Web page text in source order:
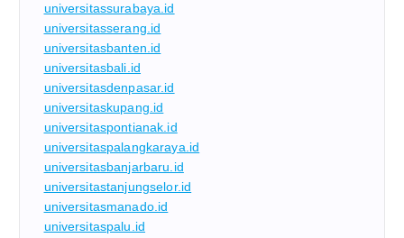
universitassurabaya.id
universitasserang.id
universitasbanten.id
universitasbali.id
universitasdenpasar.id
universitaskupang.id
universitaspontianak.id
universitaspalangkaraya.id
universitasbanjarbaru.id
universitastanjungselor.id
universitasmanado.id
universitaspalu.id